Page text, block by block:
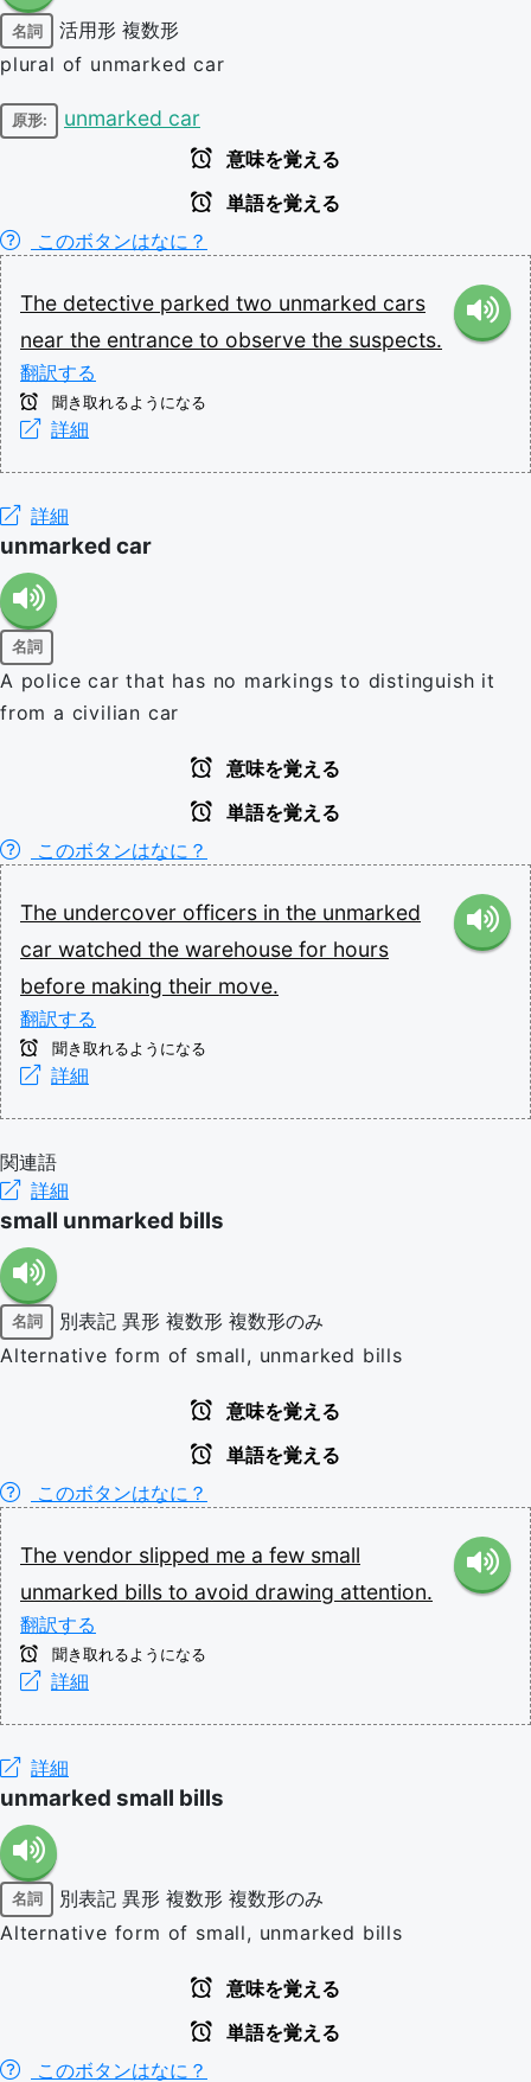
名詞 活用形 複数形
plural of unmarked car
原形: unmarked car
意味を覚える
単語を覚える
このボタンはなに？
The detective parked two unmarked cars
near the entrance to observe the suspects.
翻訳する
聞き取れるようになる
詳細
詳細
unmarked car
名詞
A police car that has no markings to distinguish it
from a civilian car
意味を覚える
単語を覚える
このボタンはなに？
The undercover officers in the unmarked
car watched the warehouse for hours
before making their move.
翻訳する
聞き取れるようになる
詳細
関連語
詳細
small unmarked bills
名詞 別表記 異形 複数形 複数形のみ
Alternative form of small, unmarked bills
意味を覚える
単語を覚える
このボタンはなに？
The vendor slipped me a few small
unmarked bills to avoid drawing attention.
翻訳する
聞き取れるようになる
詳細
詳細
unmarked small bills
名詞 別表記 異形 複数形 複数形のみ
Alternative form of small, unmarked bills
意味を覚える
単語を覚える
このボタンはなに？